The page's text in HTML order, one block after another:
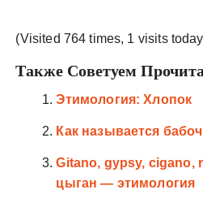
(Visited 764 times, 1 visits
Также Советуем
Этимология: Хлопок
Как называется
Gitano, gypsy, cigano,
цыган — этимология